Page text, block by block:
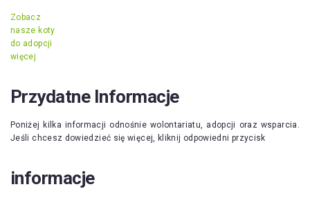
Zobacz
nasze koty
do adopcji
więcej
Przydatne Informacje
Poniżej kilka informacji odnośnie wolontariatu, adopcji oraz wsparcia.
Jeśli chcesz dowiedzieć się więcej, kliknij odpowiedni przycisk
informacje